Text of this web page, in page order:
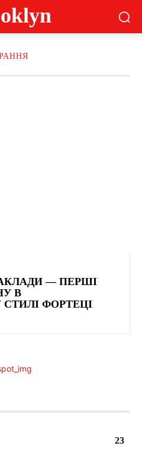
— ПЕРШІ
В
ФОРТЕЦІ
23